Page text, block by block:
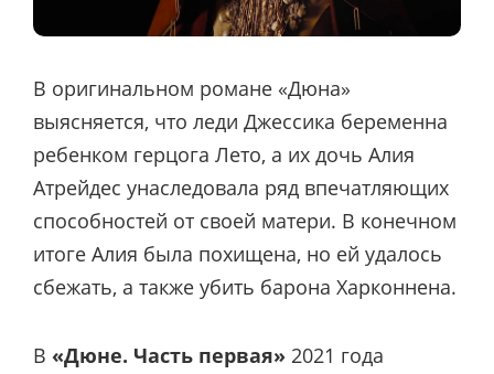
В оригинальном романе «Дюна»
выясняется, что леди Джессика беременна
ребенком герцога Лето, а их дочь Алия
Атрейдес унаследовала ряд впечатляющих
способностей от своей матери. В конечном
итоге Алия была похищена, но ей удалось
сбежать, а также убить барона Харконнена.
В «Дюне. Часть первая» 2021 года